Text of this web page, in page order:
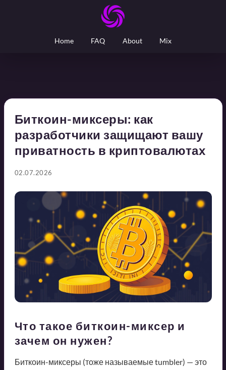
Home FAQ About Mix
Биткоин-миксеры: как
разработчики защищают вашу
приватность в криптовалютах
02.07.2026
Что такое биткоин-миксер и
зачем он нужен?
Биткоин-миксеры (тоже называемые tumbler) — это